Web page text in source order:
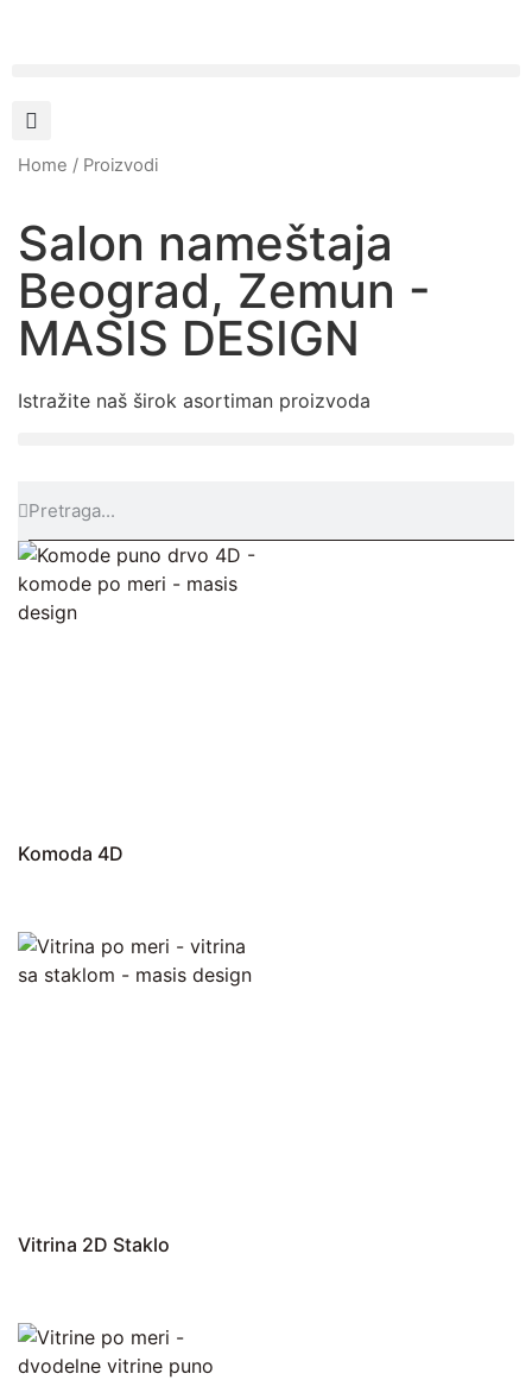
Home / Proizvodi
Salon nameštaja
Beograd, Zemun -
MASIS DESIGN
Istražite naš širok asortiman proizvoda
Komoda 4D
Vitrina 2D Staklo